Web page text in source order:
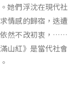
她們浮沈在現代社
情感的歸宿，迭遭
依然不改初衷，……
山紅》是當代社會